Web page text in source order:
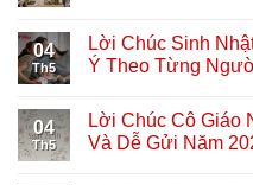
04
Th5
Lời Chúc Sinh
Ý Theo Từng
04
Th5
Lời Chúc Cô Giáo
Và Dễ Gửi Năm